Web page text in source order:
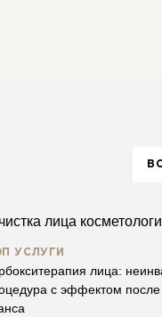
УСЛУГИ
лица:
с эффектом после